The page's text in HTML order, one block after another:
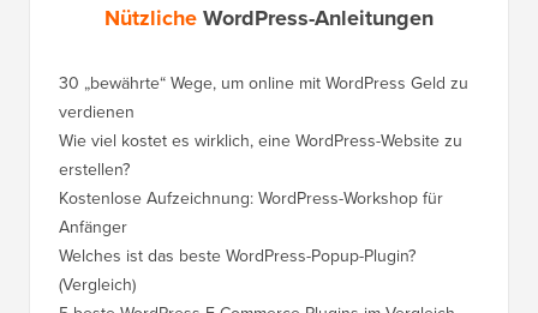
NützlicheWordPress-Anleitungen
30 „bewährte“ Wege, um online mit WordPress Geld zu
verdienen
Wie viel kostet es wirklich, eine WordPress-Website zu
erstellen?
Kostenlose Aufzeichnung: WordPress-Workshop für
Anfänger